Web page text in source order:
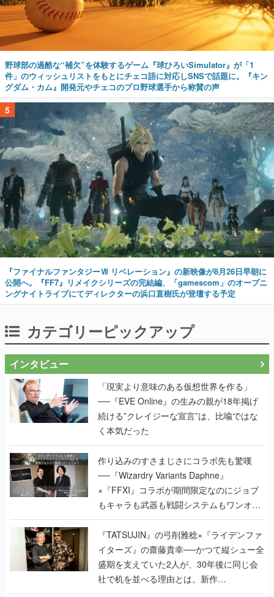
野球部の過酷な“補欠”を体験するゲーム『球ひろいSimulator』が「1
件」のウィッシュリストをもとにチェコ語に対応しSNSで話題に。『キン
グダム・カム』開発元やチェコのプロ野球選手から称賛の声
5
『ファイナルファンタジーⅦ リベレーション』の新映像が8月26日早朝に
公開へ。『FF7』リメイクシリーズの完結編、「gamescom」のオープニ
ングナイトライブにてディレクターの浜口直樹氏が登壇する予定
カテゴリーピックアップ
インタビュー
「現実より意味のある仮想世界を作る」
──『EVE Online』の生みの親が18年掲げ
続ける”クレイジーな宣言”は、比喩ではな
く本気だった
作り込みのすさまじさにコラボ先も驚嘆
──『Wizardry Variants Daphne』
×『FFXI』コラボが期間限定なのにジョブ
もキャラも武器も戦闘システムもワンオフ
で作り込まれた理由を両ディレクターに聞
く
『TATSUJIN』の弓削雅稔×『ライデンファ
イターズ』の齋藤貴幸──かつて縦シュー全
盛期を支えていた2人が、30年後に同じ会
社で机を並べる理由とは。新作
『TATSUJIN EXTREME』で初タッグを組